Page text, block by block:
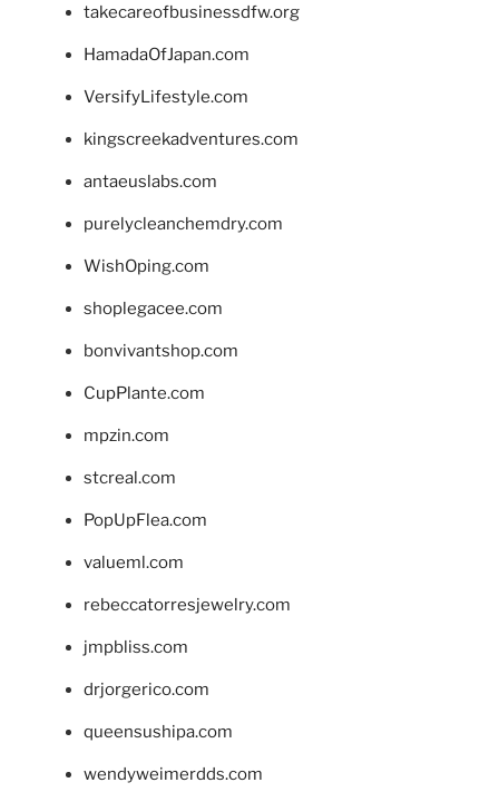
takecareofbusinessdfw.org
HamadaOfJapan.com
VersifyLifestyle.com
kingscreekadventures.com
antaeuslabs.com
purelycleanchemdry.com
WishOping.com
shoplegacee.com
bonvivantshop.com
CupPlante.com
mpzin.com
stcreal.com
PopUpFlea.com
valueml.com
rebeccatorresjewelry.com
jmpbliss.com
drjorgerico.com
queensushipa.com
wendyweimerdds.com